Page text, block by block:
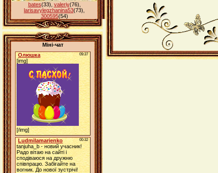
bates(33) valeriy(76)
larisavylegzhanina53(73)
300595(54)
Міні-чат